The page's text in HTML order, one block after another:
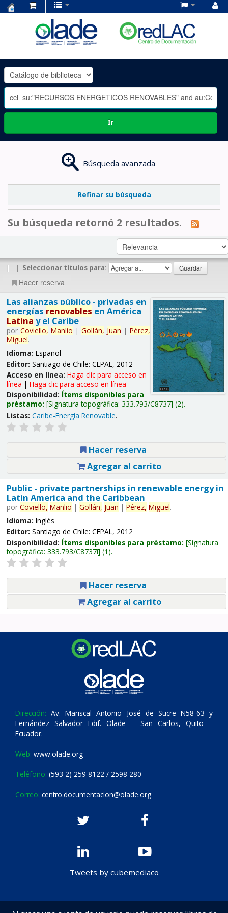
OLADE
-
Ir
Búsqueda avanzada
Refinar su búsqueda
Su búsqueda retornó 2 resultados.
| | Seleccionar títulos para:
Hacer reserva
Las alianzas público - privadas en
energías renovables en América
Latina y el Caribe
por Coviello, Manlio | Gollán, Juan | Pérez,
Miguel.
Idioma: Español
Editor: Santiago de Chile: CEPAL, 2012
Acceso en línea: Haga clic para acceso en
línea | Haga clic para acceso en línea
Disponibilidad: Ítems disponibles para
préstamo: Signatura topográfica: 333.793/C8737 (2).
Listas: Caribe-Energía Renovable.
Hacer reserva
Agregar al carrito
Public - private partnerships in renewable energy in
Latin America and the Caribbean
por Coviello, Manlio | Gollán, Juan | Pérez, Miguel.
Idioma: Inglés
Editor: Santiago de Chile: CEPAL, 2012
Disponibilidad: Ítems disponibles para préstamo: Signatura
topográfica: 333.793/C8737i (1).
Hacer reserva
Agregar al carrito
Dirección: Av. Mariscal Antonio José de Sucre N58-63 y
Fernández Salvador Edif. Olade – San Carlos, Quito –
Ecuador.
Web: www.olade.org
Teléfono: (593 2) 259 8122 / 2598 280
Correo: centro.documentacion@olade.org
Tweets by cubemediaco